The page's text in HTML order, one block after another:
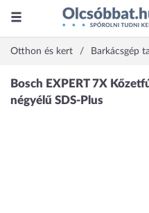
Otthon és kert Barkácsgép